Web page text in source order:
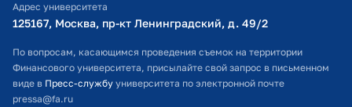
Оплата обучения
Расписание занятий
Студенческий офис
Адрес университета
125167, Москва, пр-кт Ленинградский, д. 49/2​
По вопросам, касающимся проведения съемок на территории
Финансового университета, присылайте свой запрос в письменном
виде в Пресс-службу университета по электронной почте
pressa@fa.ru